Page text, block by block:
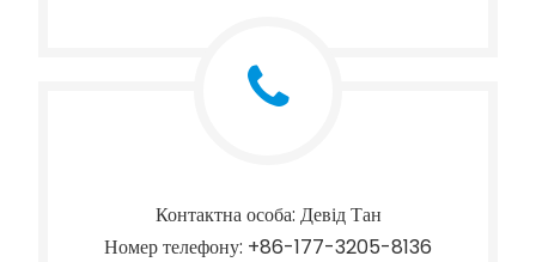
Контактна особа: Девід Тан
Номер телефону: +86-177-3205-8136